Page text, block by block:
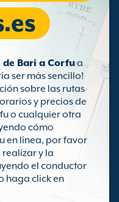
de Bari a Corfua
ser más sencillo!
sobre las rutas
y precios de
o cualquier otra
cómo
en línea, por favor
y la
el conductor
haga click en